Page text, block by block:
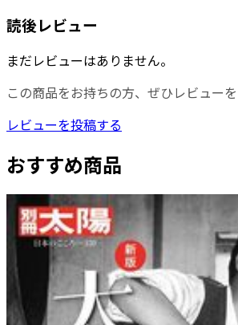
読後レビュー
まだレビューはありません。
この商品をお持ちの方、ぜひレビューを
レビューを投稿する
おすすめ商品